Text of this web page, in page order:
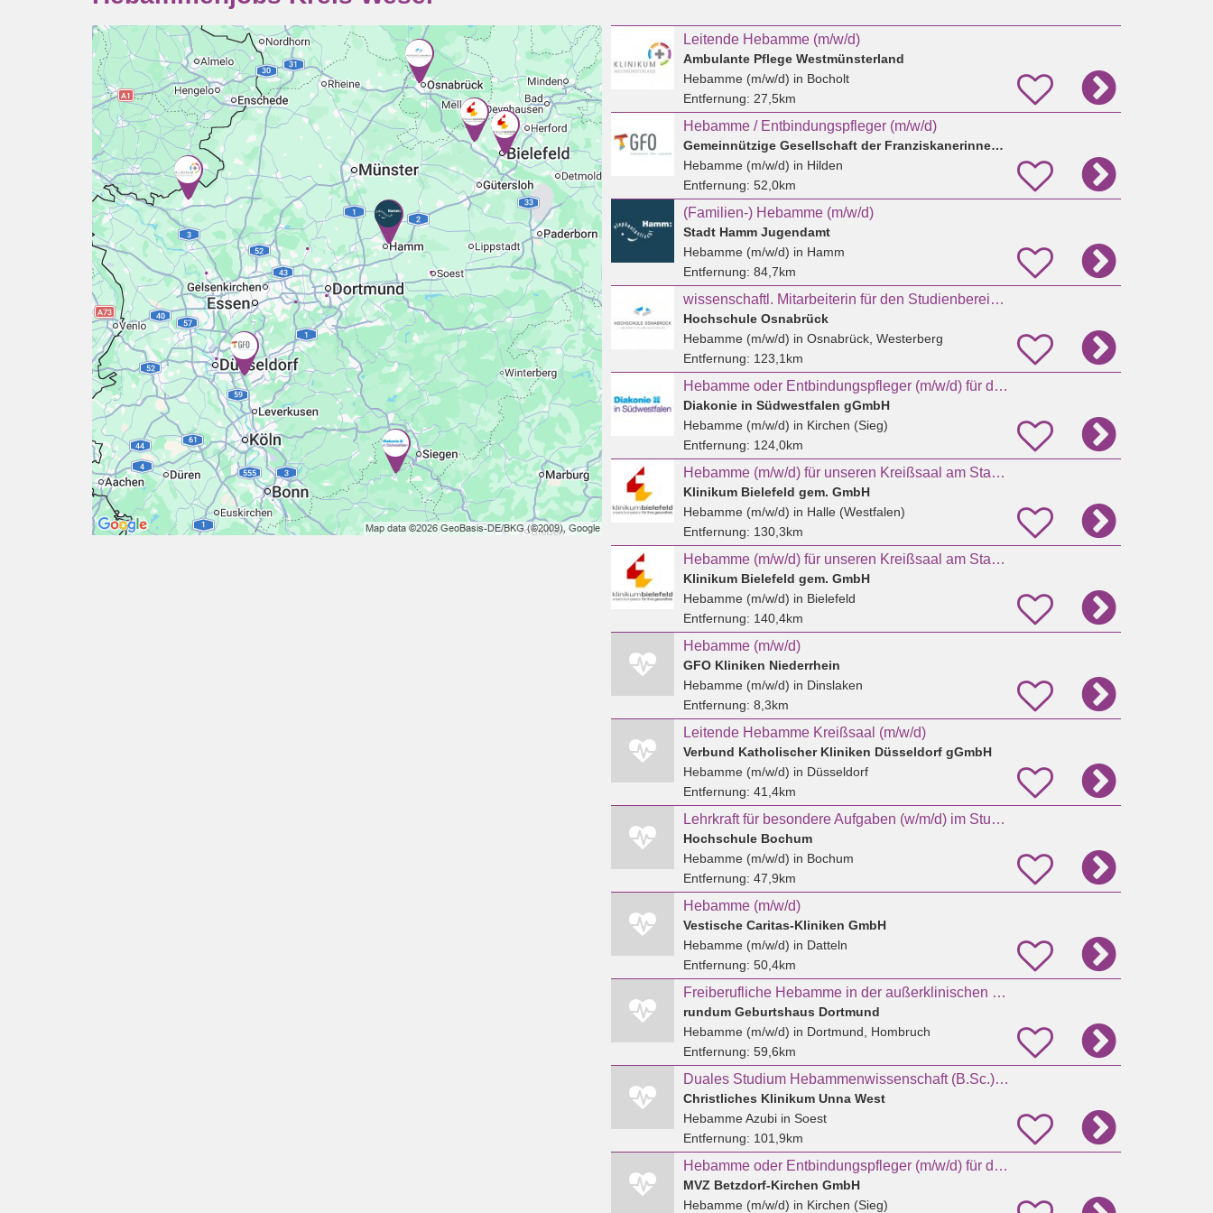
Leitende Hebamme (m/w/d)
Ambulante Pflege Westmünsterland
Hebamme (m/w/d) in Bocholt
Entfernung: 27,5km
Hebamme / Entbindungspfleger (m/w/d)
Gemeinnützige Gesellschaft der Franziskanerinnen zu Olpe mbH
Hebamme (m/w/d) in Hilden
Entfernung: 52,0km
(Familien-) Hebamme (m/w/d)
Stadt Hamm Jugendamt
Hebamme (m/w/d) in Hamm
Entfernung: 84,7km
wissenschaftl. Mitarbeiterin für den Studienbereich Hebammenwissenschaft
Hochschule Osnabrück
Hebamme (m/w/d) in Osnabrück, Westerberg
Entfernung: 123,1km
Hebamme oder Entbindungspfleger (m/w/d) für das Kreißsaal-Team in Kirchen
Diakonie in Südwestfalen gGmbH
Hebamme (m/w/d) in Kirchen (Sieg)
Entfernung: 124,0km
Hebamme (m/w/d) für unseren Kreißsaal am Standort Halle (Westf.)
Klinikum Bielefeld gem. GmbH
Hebamme (m/w/d) in Halle (Westfalen)
Entfernung: 130,3km
Hebamme (m/w/d) für unseren Kreißsaal am Standort Mitte
Klinikum Bielefeld gem. GmbH
Hebamme (m/w/d) in Bielefeld
Entfernung: 140,4km
Hebamme (m/w/d)
GFO Kliniken Niederrhein
Hebamme (m/w/d) in Dinslaken
Entfernung: 8,3km
Leitende Hebamme Kreißsaal (m/w/d)
Verbund Katholischer Kliniken Düsseldorf gGmbH
Hebamme (m/w/d) in Düsseldorf
Entfernung: 41,4km
Lehrkraft für besondere Aufgaben (w/m/d) im Studienbereich Hebammenwissenschaft (EG 10 TV-L)
Hochschule Bochum
Hebamme (m/w/d) in Bochum
Entfernung: 47,9km
Hebamme (m/w/d)
Vestische Caritas-Kliniken GmbH
Hebamme (m/w/d) in Datteln
Entfernung: 50,4km
Freiberufliche Hebamme in der außerklinischen Geburtshilfe
rundum Geburtshaus Dortmund
Hebamme (m/w/d) in Dortmund, Hombruch
Entfernung: 59,6km
Duales Studium Hebammenwissenschaft (B.Sc.) Sommersemester 2027
Christliches Klinikum Unna West
Hebamme Azubiin Soest
Entfernung: 101,9km
Hebamme oder Entbindungspfleger (m/w/d) für das Kreißsaal-Team in Kirchen
MVZ Betzdorf-Kirchen GmbH
Hebamme (m/w/d) in Kirchen (Sieg)